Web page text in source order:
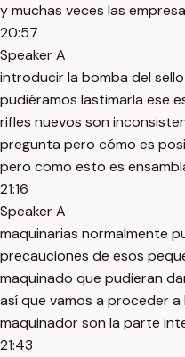
y muchas veces las
20:57
Speaker A
introducir la bomba del
pudiéramos lastimarla ese
rifles nuevos son
pregunta pero cómo es
pero como esto es
21:16
Speaker A
maquinarias normalmente
precauciones de esos
maquinado que pudieran
así que vamos a proceder
maquinador son la parte
21:43